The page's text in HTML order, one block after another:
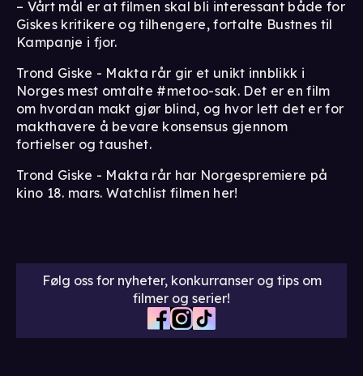
– Vårt mål er at filmen skal bli interessant både for
Giskes kritikere og tilhengere, fortalte Bustnes til
Kampanje i fjor.
Trond Giske - Makta rår gir et unikt innblikk i
Norges mest omtalte #metoo-sak. Det er en film
om hvordan makt gjør blind, og hvor lett det er for
makthavere å bevare konsensus gjennom
fortielser og taushet.
Trond Giske - Makta rår har Norgespremiere på
kino 18. mars. Watchlist filmen her!
Følg oss for nyheter, konkurranser og tips om
filmer og serier!